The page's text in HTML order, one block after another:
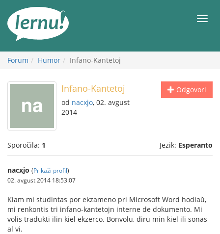
vsebini
Meni
Forum Humor Infano-Kantetoj
Odgovori
Infano-Kantetoj
od nacxjo, 02. avgust
2014
Sporočila: 1 Jezik: Esperanto
nacxjo (Prikaži profil)
02. avgust 2014 18:53:07
Kiam mi studintas por ekzameno pri Microsoft Word hodiaŭ,
mi renkontis tri infano-kantetojn interne de dokumento. Mi
volis tradukti ilin kiel ekzerco. Bonvolu, diru min kiel ili sonas
al vi.